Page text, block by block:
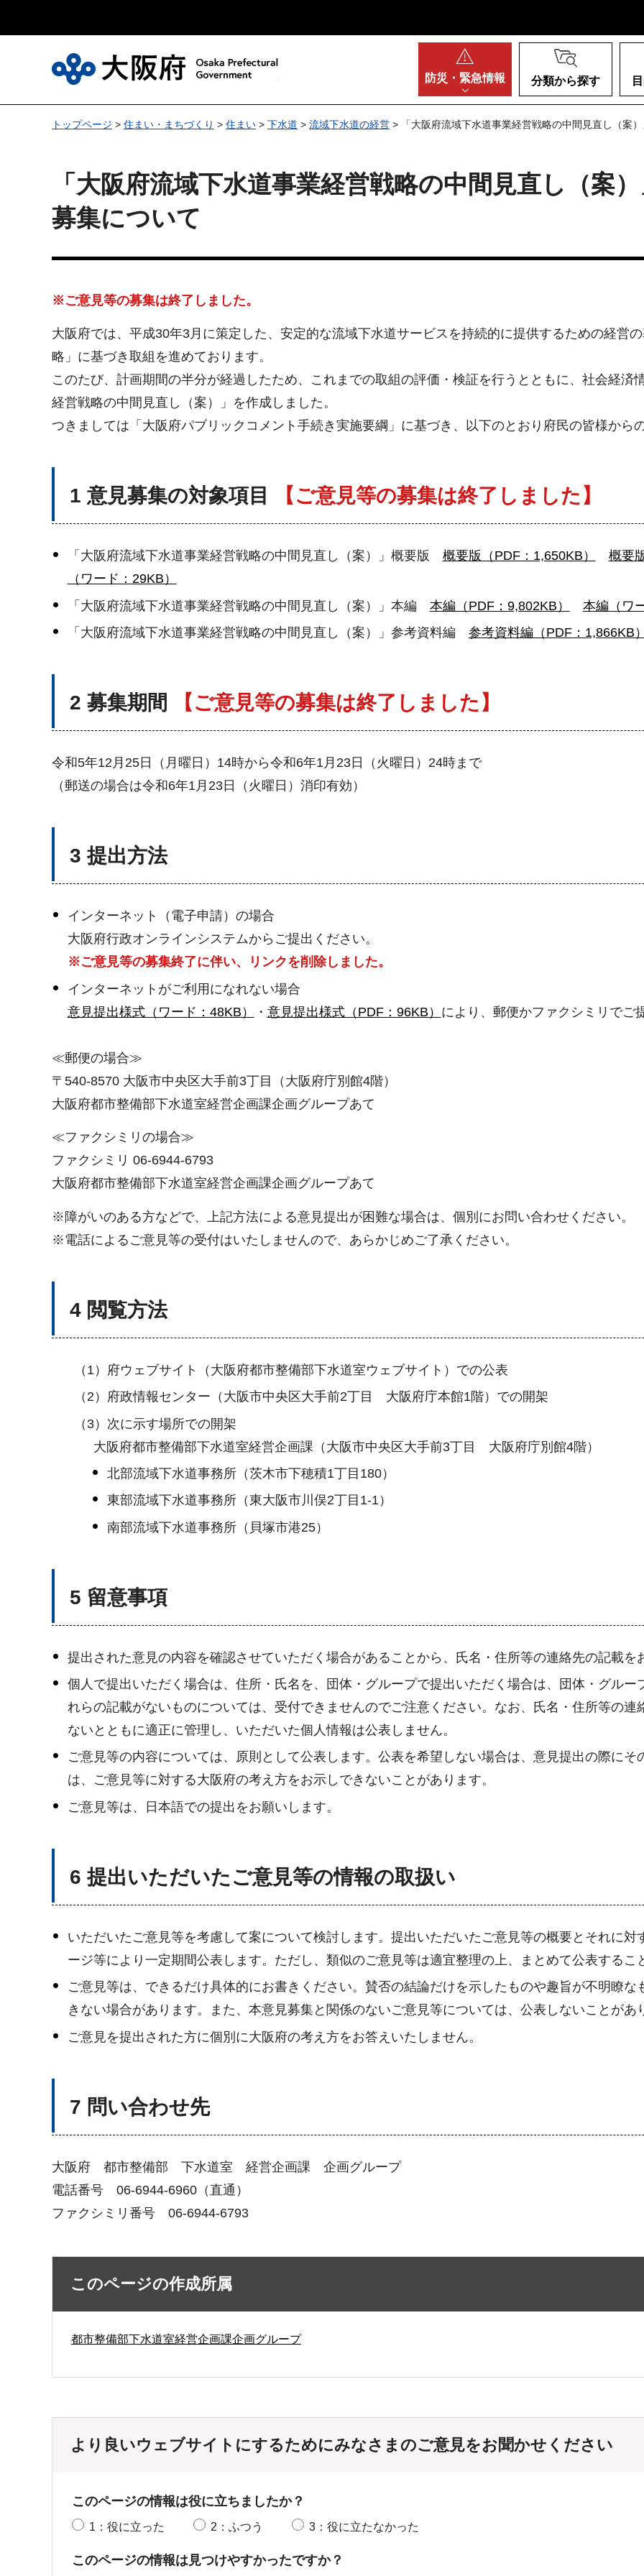
防災・ 緊急情報 分類から探す
トップページ > 住まい・まちづくり > 住まい > 下水道 > 流域下水道の経営 > 「大阪府流域下水道事業経営戦略の中間見直し（案
「大阪府流域下水道事業経営戦略の中間見直し（案
募集について
※ご意見等の募集は終了しました。
大阪府では、平成30年3月に策定した、安定的な流域下水道サービスを持続的に提供するための経営
略」に基づき取組を進めております。
このたび、計画期間の半分が経過したため、これまでの取組の評価・検証を行うとともに、社会経済
経営戦略の中間見直し（案）」を作成しました。
つきましては「大阪府パブリックコメント手続き実施要綱」に基づき、以下のとおり府民の皆様から
1 意見募集の対象項目 【ご意見等の募集は終了しました】
「大阪府流域下水道事業経営戦略の中間見直し（案）」概要版 概要版（PDF：1,650KB） 概要
（ワード：29KB）
「大阪府流域下水道事業経営戦略の中間見直し（案）」本編 本編（PDF：9,802KB）
本編（ワ
「大阪府流域下水道事業経営戦略の中間見直し（案）」参考資料編 参考資料編（PDF：1,866KB）
2 募集期間 【ご意見等の募集は終了しました】
令和5年12月25日（月曜日）14時から令和6年1月23日（火曜日）24時まで
（郵送の場合は令和6年1月23日（火曜日）消印有効）
3 提出方法
インターネット（電子申請）の場合
大阪府行政オンラインシステムからご提出ください。
※ご意見等の募集終了に伴い、リンクを削除しました。
インターネットがご利用になれない場合
意見提出様式（ワード：48KB）
・ 意見提出様式（PDF：96KB） により、郵便かファクシミリでご
≪郵便の場合≫
〒540-8570 大阪市中央区大手前3丁目（大阪府庁別館4階）
大阪府都市整備部下水道室経営企画課企画グループあて
≪ファクシミリの場合≫
ファクシミリ 06-6944-6793
大阪府都市整備部下水道室経営企画課企画グループあて
※障がいのある方などで、上記方法による意見提出が困難な場合は、個別にお問い合わせください。
※電話によるご意見等の受付はいたしませんので、あらかじめご了承ください。
4 閲覧方法
（1）府ウェブサイト（大阪府都市整備部下水道室ウェブサイト）での公表
（2）府政情報センター（大阪市中央区大手前2丁目 大阪府庁本館1階）での開架
（3）次に示す場所での開架
大阪府都市整備部下水道室経営企画課（大阪市中央区大手前3丁目 大阪府庁別館4階）
北部流域下水道事務所（茨木市下穂積1丁目180）
東部流域下水道事務所（東大阪市川俣2丁目1-1）
南部流域下水道事務所（貝塚市港25）
5 留意事項
提出された意見の内容を確認させていただく場合があることから、氏名・住所等の連絡先の記載を
個人で提出いただく場合は、住所・氏名を、団体・グループで提出いただく場合は、団体・グル
れらの記載がないものについては、受付できませんのでご注意ください。なお、氏名・住所等の
ないとともに適正に管理し、いただいた個人情報は公表しません。
ご意見等の内容については、原則として公表します。公表を希望しない場合は、意見提出の際に
は、ご意見等に対する大阪府の考え方をお示しできないことがあります。
ご意見等は、日本語での提出をお願いします。
6 提出いただいたご意見等の情報の取扱い
いただいたご意見等を考慮して案について検討します。提出いただいたご意見等の概要とそれに
ージ等により一定期間公表します。ただし、類似のご意見等は適宜整理の上、まとめて公表するこ
ご意見等は、できるだけ具体的にお書きください。賛否の結論だけを示したものや趣旨が不明瞭
きない場合があります。また、本意見募集と関係のないご意見等については、公表しないことがあ
ご意見を提出された方に個別に大阪府の考え方をお答えいたしません。
7 問い合わせ先
大阪府 都市整備部 下水道室 経営企画課 企画グループ
電話番号 06-6944-6960（直通）
ファクシミリ番号 06-6944-6793
このページの作成所属
都市整備部下水道室経営企画課企画グループ
より良いウェブサイトにするためにみなさまのご意見をお聞かせください
このページの情報は役に立ちましたか？
1：役に立った 2：ふつう 3：役に立たなかった
このページの情報は見つけやすかったですか？